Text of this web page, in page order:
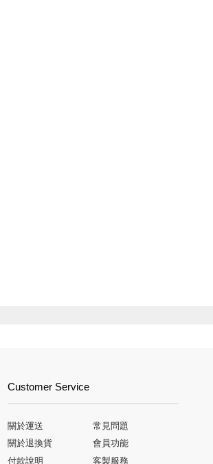
Customer Service
關於運送
常見問題
關於退換貨
會員功能
付款說明
客製服務